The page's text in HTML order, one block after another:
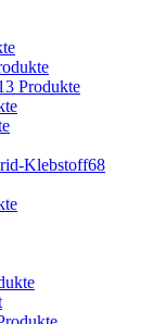
Produkte
Klebstoff68